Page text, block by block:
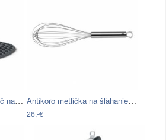
Sivo-zelený skladací drvič na zemiaky… Antikoro metlička na šľahanie WMF…
26,-€